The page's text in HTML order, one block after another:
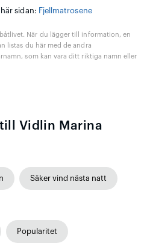
sidan: Fjellmatrosene
När du lägger till information, en
listas du här med de andra
som kan vara ditt riktiga namn eller
Vidlin Marina
Säker vind nästa natt
Popularitet